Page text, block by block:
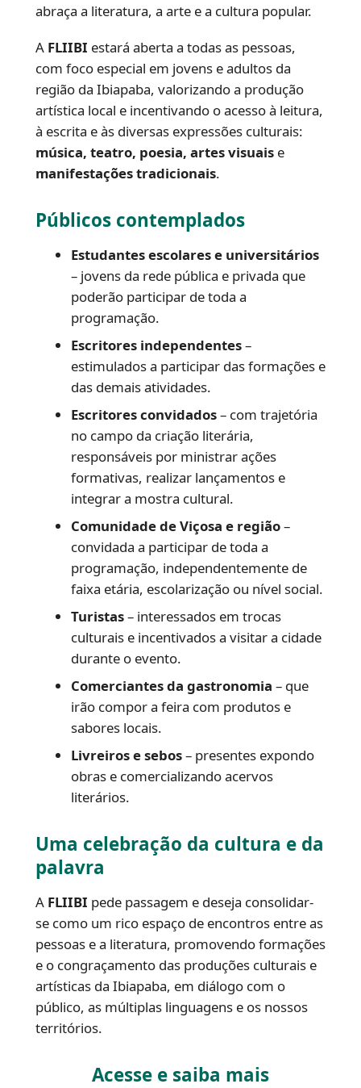
abraça a literatura, a arte e a cultura popular.
A FLIIBI estará aberta a todas as pessoas,
com foco especial em jovens e adultos da
região da Ibiapaba, valorizando a produção
artística local e incentivando o acesso à leitura,
à escrita e às diversas expressões culturais:
música, teatro, poesia, artes visuais e
manifestações tradicionais.
Públicos contemplados
Estudantes escolares e universitários
– jovens da rede pública e privada que
poderão participar de toda a
programação.
Escritores independentes–
estimulados a participar das formações e
das demais atividades.
Escritores convidados– com trajetória
no campo da criação literária,
responsáveis por ministrar ações
formativas, realizar lançamentos e
integrar a mostra cultural.
Comunidade de Viçosa e região–
convidada a participar de toda a
programação, independentemente de
faixa etária, escolarização ou nível social.
Turistas– interessados em trocas
culturais e incentivados a visitar a cidade
durante o evento.
Comerciantes da gastronomia – que
irão compor a feira com produtos e
sabores locais.
Livreiros e sebos– presentes expondo
obras e comercializando acervos
literários.
Uma celebração da cultura e da
palavra
A FLIIBI pede passagem e deseja consolidar-
se como um rico espaço de encontros entre as
pessoas e a literatura, promovendo formações
e o congraçamento das produções culturais e
artísticas da Ibiapaba, em diálogo com o
público, as múltiplas linguagens e os nossos
territórios.
Acesse e saiba mais